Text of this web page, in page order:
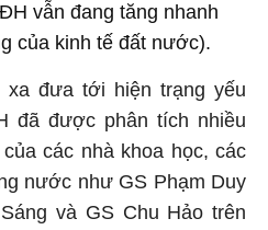
vẫn đang tăng nhanh
của kinh tế đất nước).
xa đưa tới hiện trạng yếu
đã được phân tích nhiều
các nhà khoa học, các
nước như GS Phạm Duy
và GS Chu Hảo trên